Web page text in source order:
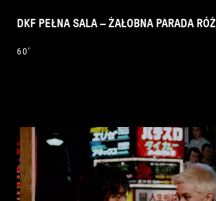
DKF PEŁNA SALA – ŻAŁOBNA PARADA RÓŻ
60’